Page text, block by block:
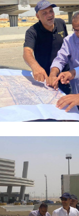
«وزارة الآثار»: العُثور على 10 توابيت